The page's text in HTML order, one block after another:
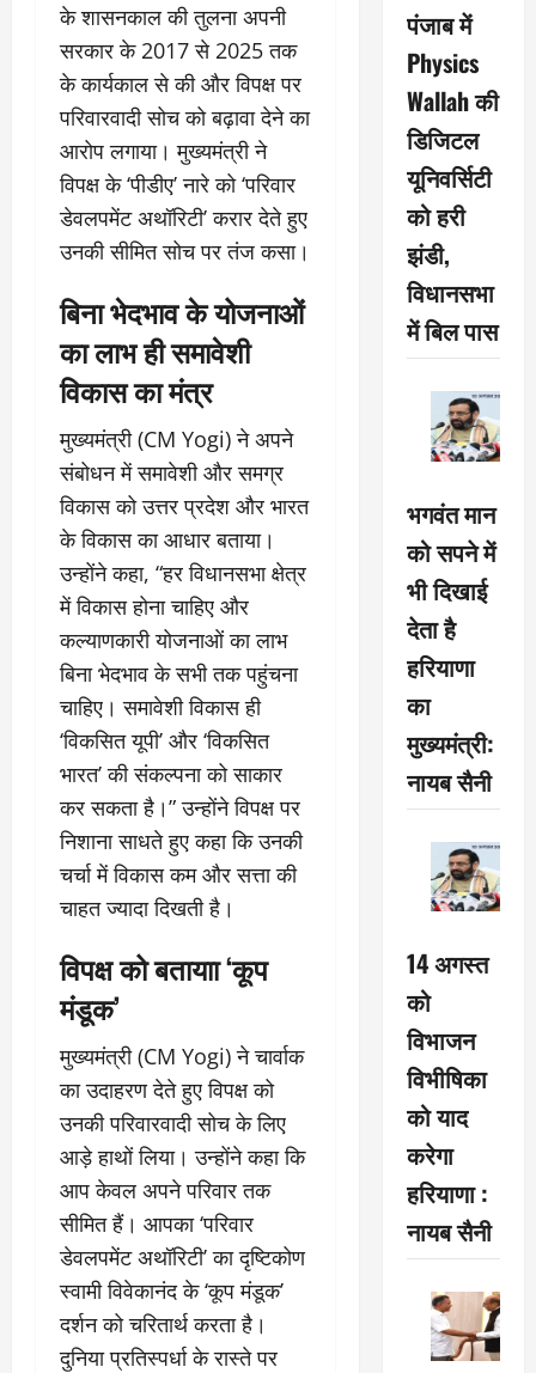
के शासनकाल की तुलना अपनी
सरकार के 2017 से 2025 तक
के कार्यकाल से की और विपक्ष पर
परिवारवादी सोच को बढ़ावा देने का
आरोप लगाया। मुख्यमंत्री ने
विपक्ष के ‘पीडीए’ नारे को ‘परिवार
डेवलपमेंट अथॉरिटी’ करार देते हुए
उनकी सीमित सोच पर तंज कसा।
बिना भेदभाव के योजनाओं
का लाभ ही समावेशी
विकास का मंत्र
मुख्यमंत्री (CM Yogi) ने अपने
संबोधन में समावेशी और समग्र
विकास को उत्तर प्रदेश और भारत
के विकास का आधार बताया।
उन्होंने कहा, “हर विधानसभा क्षेत्र
में विकास होना चाहिए और
कल्याणकारी योजनाओं का लाभ
बिना भेदभाव के सभी तक पहुंचना
चाहिए। समावेशी विकास ही
‘विकसित यूपी’ और ‘विकसित
भारत’ की संकल्पना को साकार
कर सकता है।” उन्होंने विपक्ष पर
निशाना साधते हुए कहा कि उनकी
चर्चा में विकास कम और सत्ता की
चाहत ज्यादा दिखती है।
विपक्ष को बतायाा ‘कूप
मंडूक’
मुख्यमंत्री (CM Yogi) ने चार्वाक
का उदाहरण देते हुए विपक्ष को
उनकी परिवारवादी सोच के लिए
आड़े हाथों लिया। उन्होंने कहा कि
आप केवल अपने परिवार तक
सीमित हैं। आपका ‘परिवार
डेवलपमेंट अथॉरिटी’ का दृष्टिकोण
स्वामी विवेकानंद के ‘कूप मंडूक’
दर्शन को चरितार्थ करता है।
दुनिया प्रतिस्पर्धा के रास्ते पर
पंजाब में
Physics
Wallah की
डिजिटल
यूनिवर्सिटी
को हरी
झंडी,
विधानसभा
में बिल पास
भगवंत मान
को सपने में
भी दिखाई
देता है
हरियाणा
का
मुख्यमंत्री:
नायब सैनी
14 अगस्त
को
विभाजन
विभीषिका
को याद
करेगा
हरियाणा :
नायब सैनी